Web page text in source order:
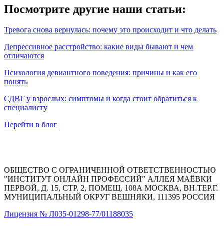
Посмотрите другие наши статьи:
Тревога снова вернулась: почему это происходит и что делать
Депрессивное расстройство: какие виды бывают и чем
отличаются
Психология девиантного поведения: причины и как его
понять
СДВГ у взрослых: симптомы и когда стоит обратиться к
специалисту
Перейти в блог
ОБЩЕСТВО С ОГРАНИЧЕННОЙ ОТВЕТСТВЕННОСТЬЮ
"ИНСТИТУТ ОНЛАЙН ПРОФЕССИЙ" АЛЛЕЯ МАЁВКИ
ПЕРВОЙ, Д. 15, СТР. 2, ПОМЕЩ. 108А МОСКВА, ВН.ТЕР.Г.
МУНИЦИПАЛЬНЫЙ ОКРУГ ВЕШНЯКИ, 111395 РОССИЯ
Лицензия № Л035-01298-77/01188035